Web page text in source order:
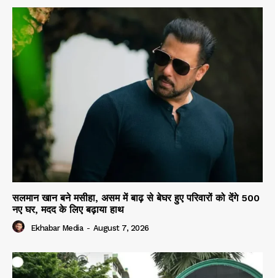
सलमान खान बने मसीहा, असम में बाढ़ से बेघर हुए परिवारों को देंगे 500
नए घर, मदद के लिए बढ़ाया हाथ
Ekhabar Media - August 7, 2026